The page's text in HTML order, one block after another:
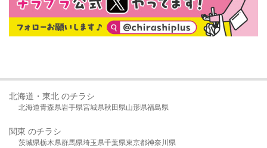
北海道・東北 のチラシ
北海道青森県岩手県宮城県秋田県山形県福島県
関東 のチラシ
茨城県栃木県群馬県埼玉県千葉県東京都神奈川県